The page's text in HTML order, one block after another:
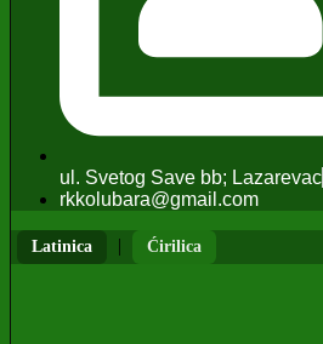
ul. Svetog Save bb; Lazarevac
rkkolubara@gmail.com
Latinica | Ćirilica